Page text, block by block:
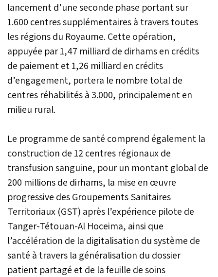
lancement d’une seconde phase portant sur
1.600 centres supplémentaires à travers toutes
les régions du Royaume. Cette opération,
appuyée par 1,47 milliard de dirhams en crédits
de paiement et 1,26 milliard en crédits
d’engagement, portera le nombre total de
centres réhabilités à 3.000, principalement en
milieu rural.
Le programme de santé comprend également la
construction de 12 centres régionaux de
transfusion sanguine, pour un montant global de
200 millions de dirhams, la mise en œuvre
progressive des Groupements Sanitaires
Territoriaux (GST) après l’expérience pilote de
Tanger-Tétouan-Al Hoceima, ainsi que
l’accélération de la digitalisation du système de
santé à travers la généralisation du dossier
patient partagé et de la feuille de soins